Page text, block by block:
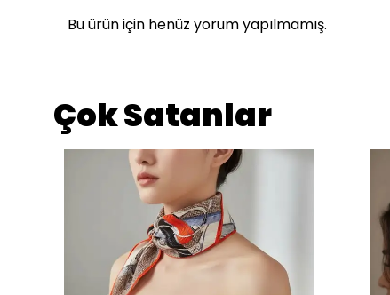
Bu ürün için henüz yorum yapılmamış.
Çok Satanlar